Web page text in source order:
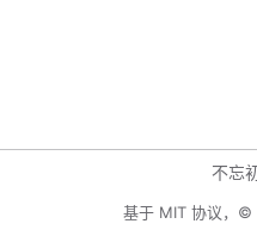
不忘
基于 MIT 协议，©